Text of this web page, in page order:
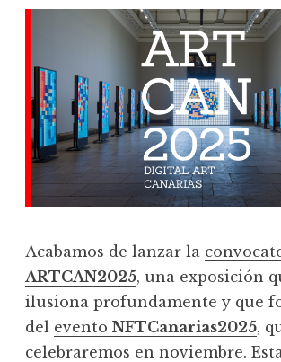
Acabamos de lanzar la
ARTCAN2025, una exposición
ilusiona profundamente y que
del evento NFTCanarias2025,
celebraremos en noviembre.